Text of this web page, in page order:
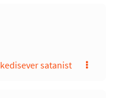
kedisever satanist